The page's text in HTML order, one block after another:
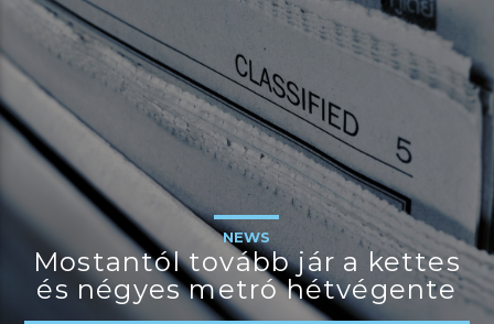
MOST ADÁSBAN
MannaFM
Helyes_Beat : Ez Az A Dal
JELENLEGI MŰSOR
NEWS
Mostantól tovább jár a kettes
és négyes metró hétvégente